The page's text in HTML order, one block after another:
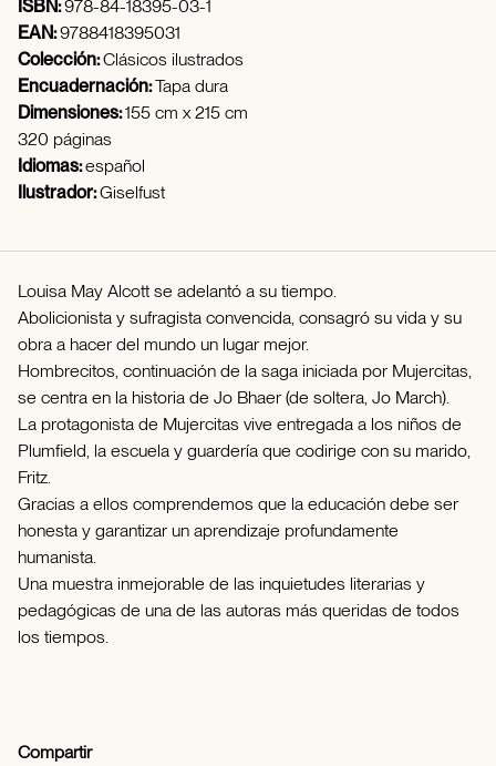
ISBN:978-84-18395-03-1
EAN:9788418395031
Colección:Clásicos ilustrados
Encuadernación:Tapa dura
Dimensiones:155 cm x 215 cm
320 páginas
Idiomas:español
Ilustrador:Giselfust
Louisa May Alcott se adelantó a su tiempo.
Abolicionista y sufragista convencida, consagró su vida y su
obra a hacer del mundo un lugar mejor.
Hombrecitos, continuación de la saga iniciada por Mujercitas,
se centra en la historia de Jo Bhaer (de soltera, Jo March).
La protagonista de Mujercitas vive entregada a los niños de
Plumfield, la escuela y guardería que codirige con su marido,
Fritz.
Gracias a ellos comprendemos que la educación debe ser
honesta y garantizar un aprendizaje profundamente
humanista.
Una muestra inmejorable de las inquietudes literarias y
pedagógicas de una de las autoras más queridas de todos
los tiempos.
Compartir